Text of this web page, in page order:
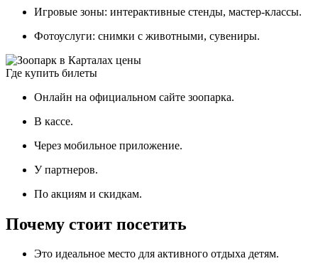
Игровые зоны: интерактивные стенды, мастер-классы.
Фотоуслуги: снимки с животными, сувениры.
Где купить билеты
Онлайн на официальном сайте зоопарка.
В кассе.
Через мобильное приложение.
У партнеров.
По акциям и скидкам.
Почему стоит посетить
Это идеальное место для активного отдыха детям.